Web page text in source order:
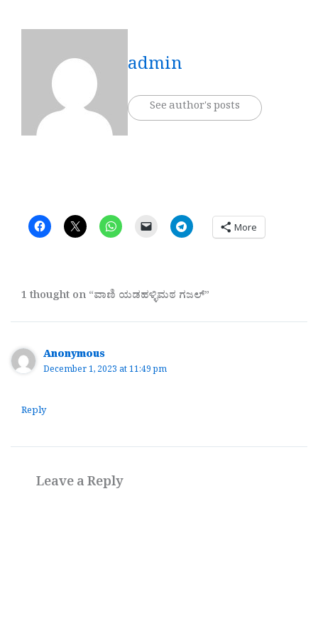
admin
See author's posts
More
1 thought on “ವಾಣಿ ಯಡಹಳ್ಳಿಮಠ ಗಜಲ್”
Anonymous
December 1, 2023 at 11:49 pm
Reply
Leave a Reply